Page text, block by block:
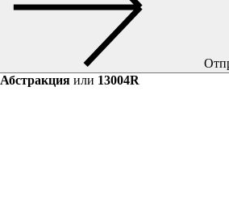
Абстракция или 13004R